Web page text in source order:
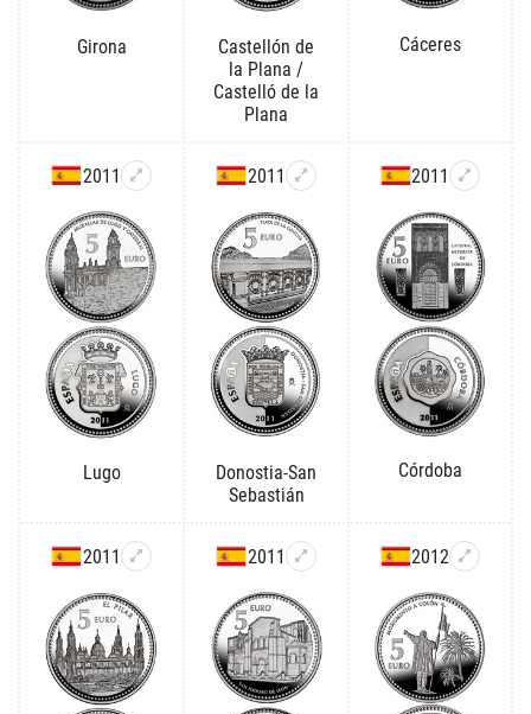
Girona
Castellón de
la Plana /
Castelló de la
Plana
Cáceres
2011
Lugo
2011
Donostia-San
Sebastián
2011
Córdoba
2011 2011 2012